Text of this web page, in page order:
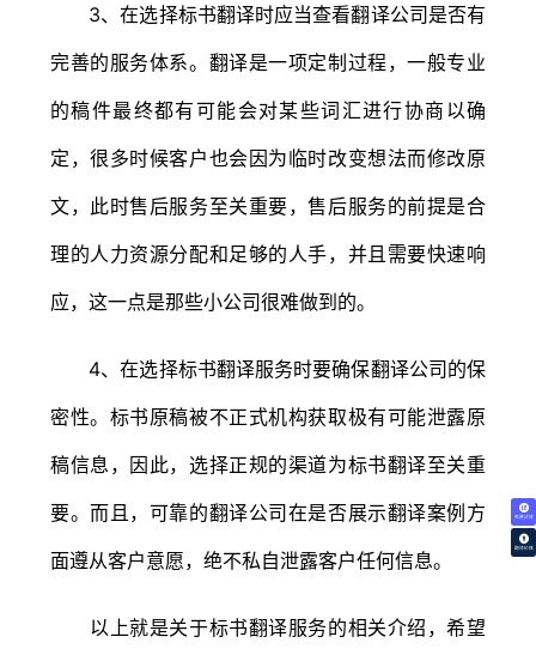
免费试译
翻译价格
3、在选择标书翻译时应当查看翻译公司是否有
完善的服务体系。翻译是一项定制过程，一般专业
的稿件最终都有可能会对某些词汇进行协商以确
定，很多时候客户也会因为临时改变想法而修改原
文，此时售后服务至关重要，售后服务的前提是合
理的人力资源分配和足够的人手，并且需要快速响
应，这一点是那些小公司很难做到的。
4、在选择标书翻译服务时要确保翻译公司的保
密性。标书原稿被不正式机构获取极有可能泄露原
稿信息，因此，选择正规的渠道为标书翻译至关重
要。而且，可靠的翻译公司在是否展示翻译案例方
面遵从客户意愿，绝不私自泄露客户任何信息。
以上就是关于标书翻译服务的相关介绍，希望